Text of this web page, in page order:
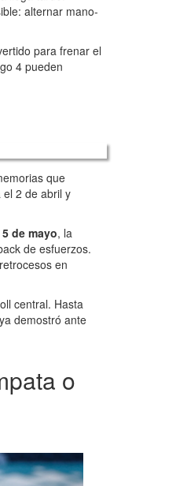
alternar mano-
para frenar el
4 pueden
que
el 2 de abril y
de mayo, la
de esfuerzos.
en
central. Hasta
demostró ante
o